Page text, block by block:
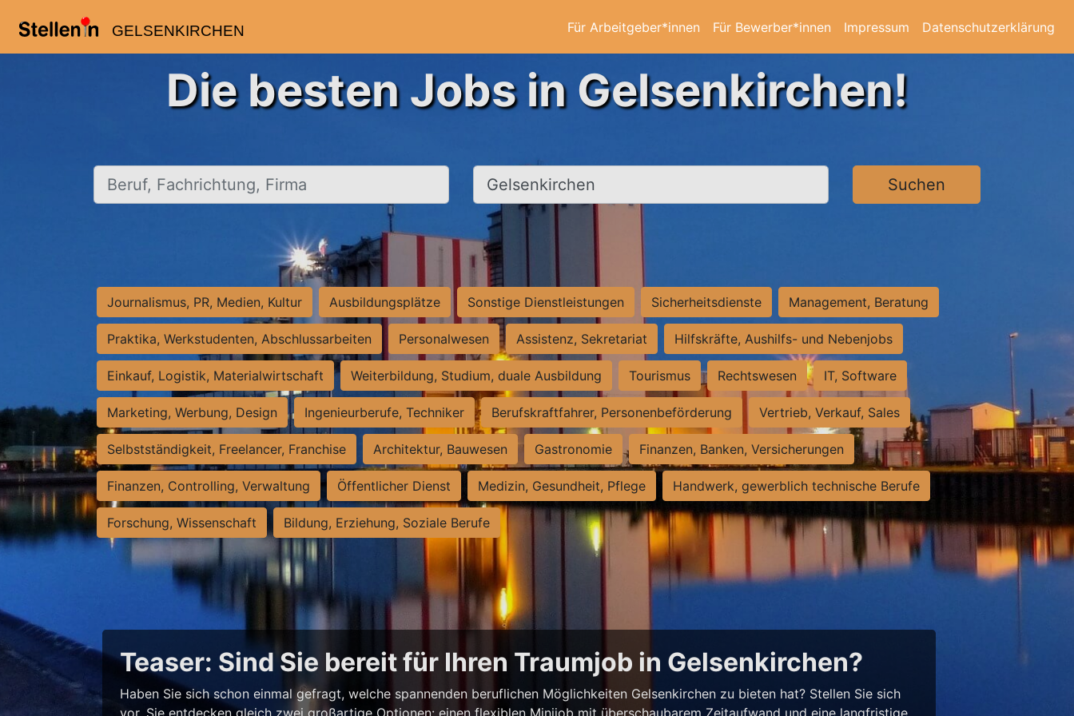
GELSENKIRCHEN Für Arbeitgeber*innen Für Bewerber*innen Impressum Datenschutzerklärung
Die besten Jobs in Gelsenkirchen!
Beruf, Fachrichtung, Firma Ort, Stadt Suchen
Journalismus, PR, Medien, Kultur Ausbildungsplätze Sonstige Dienstleistungen Sicherheitsdienste Management, Beratung
Praktika, Werkstudenten, Abschlussarbeiten Personalwesen Assistenz, Sekretariat Hilfskräfte, Aushilfs- und Nebenjobs
Einkauf, Logistik, Materialwirtschaft Weiterbildung, Studium, duale Ausbildung Tourismus Rechtswesen IT, Software
Marketing, Werbung, Design Ingenieurberufe, Techniker Berufskraftfahrer, Personenbeförderung Vertrieb, Verkauf, Sales
Selbstständigkeit, Freelancer, Franchise Architektur, Bauwesen Gastronomie Finanzen, Banken, Versicherungen
Finanzen, Controlling, Verwaltung Öffentlicher Dienst Medizin, Gesundheit, Pflege Handwerk, gewerblich technische Berufe
Forschung, Wissenschaft Bildung, Erziehung, Soziale Berufe
Teaser: Sind Sie bereit für Ihren Traumjob in Gelsenkirchen?
Haben Sie sich schon einmal gefragt, welche spannenden beruflichen Möglichkeiten Gelsenkirchen zu bieten hat? Stellen Sie sich